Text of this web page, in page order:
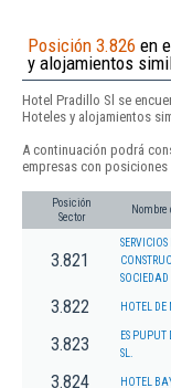
Posición 3.826 en
y alojamientos
Hotel Pradillo Sl se
Hoteles y alojamientos
A continuación podrá
empresas con posiciones
Posición
Sector
Nombre
3.821
3.822 HOTEL DE
3.823
ES PUPUT
SL.
3.824 HOTEL